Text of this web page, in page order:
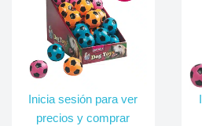
Inicia sesión para ver
precios y comprar